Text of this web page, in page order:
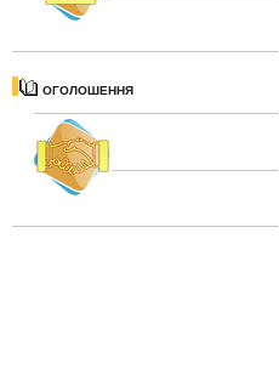
ОГОЛОШЕННЯ